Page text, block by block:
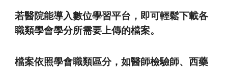
若醫院能導入數位學習平台，即可輕鬆下載各
職類學會學分所需要上傳的檔案。
檔案依照學會職類區分，如醫師檢驗師、西藥